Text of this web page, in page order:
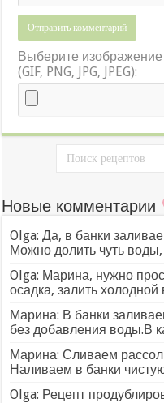
Выберите
(GIF, PNG, JPG, JPEG):
Новые комментарии
Olga: Да, в банки
Можно долить чуть воды,
Olga: Марина, нужно
осадка, залить холодной
Марина: В банки
без добавления воды.В
Марина: Сливаем рассол
Наливаем в банки
Olga: Рецепт